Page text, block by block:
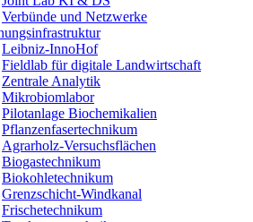
Verbünde und Netzwerke
Leibniz-InnoHof
Fieldlab für digitale Landwirtschaft
Zentrale Analytik
Mikrobiomlabor
Pilotanlage Biochemikalien
Pflanzenfasertechnikum
Agrarholz-Versuchsflächen
Biogastechnikum
Biokohletechnikum
Grenzschicht-Windkanal
Frischetechnikum